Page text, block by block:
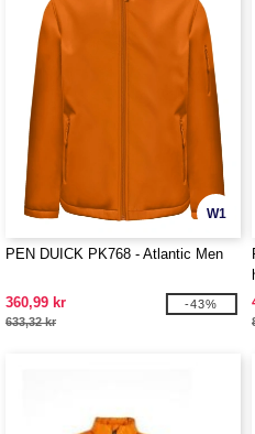
W1
PEN DUICK PK768 - Atlantic Men
360,99 kr
633,32 kr
-43%